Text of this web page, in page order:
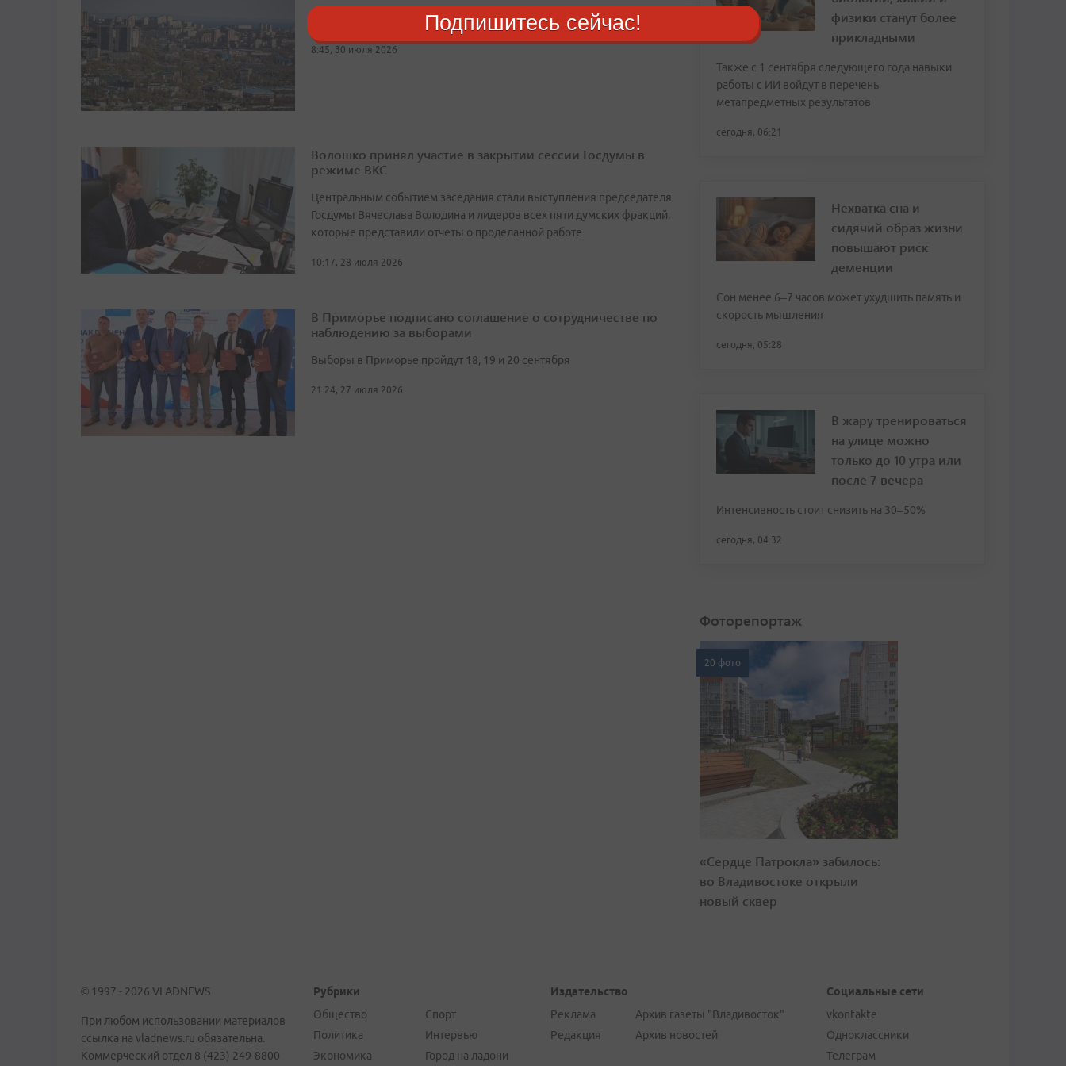
Градоначальник избирается сроком на пять лет
8:45, 30 июля 2026
Волошко принял участие в закрытии сессии Госдумы в
режиме ВКС
Центральным событием заседания стали выступления председателя
Госдумы Вячеслава Володина и лидеров всех пяти думских фракций,
которые представили отчеты о проделанной работе
10:17, 28 июля 2026
В Приморье подписано соглашение о сотрудничестве по
наблюдению за выборами
Выборы в Приморье пройдут 18, 19 и 20 сентября
21:24, 27 июля 2026
физики станут более
прикладными
Также с 1 сентября следующего года навыки
работы с ИИ войдут в перечень
метапредметных результатов
сегодня, 06:21
Нехватка сна и
сидячий образ жизни
повышают риск
деменции
Сон менее 6–7 часов может ухудшить память и
скорость мышления
сегодня, 05:28
В жару тренироваться
на улице можно
только до 10 утра или
после 7 вечера
Интенсивность стоит снизить на 30–50%
сегодня, 04:32
Фоторепортаж
20 фото
«Сердце Патрокла» забилось:
во Владивостоке открыли
новый сквер
© 1997 - 2026 VLADNEWS
При любом использовании материалов
ссылка на vladnews.ru обязательна.
Коммерческий отдел 8 (423) 249-8800
Рубрики
Общество
Политика
Экономика
Спорт
Интервью
Город на ладони
Издательство
Реклама
Редакция
Архив газеты "Владивосток"
Архив новостей
Социальные сети
vkontakte
Одноклассники
Телеграм
Подпишитесь сейчас!